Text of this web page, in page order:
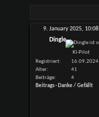
9. January 2025, 10:08
Dingle
KI-Pilot
Registriert
16.09.2024
Alter
41
Beiträge
4
Beitrags - Danke / Gefällt